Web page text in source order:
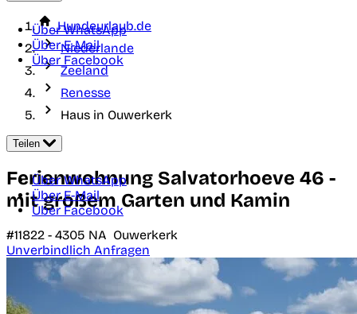
Über WhatsApp
Über E-Mail
Über Facebook
Hundeurlaub.de
Niederlande
Zeeland
Renesse
Haus in Ouwerkerk
Teilen
Über WhatsApp
Über E-Mail
Über Facebook
Ferienwohnung Salvatorhoeve 46 -
mit großem Garten und Kamin
#11822 - 4305 NA Ouwerkerk
Unverbindlich Anfragen